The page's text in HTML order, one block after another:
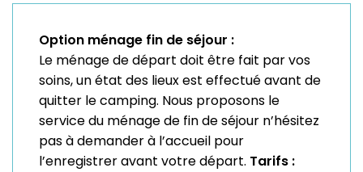
Option ménage fin de séjour :
Le ménage de départ doit être fait par vos
soins, un état des lieux est effectué avant de
quitter le camping. Nous proposons le
service du ménage de fin de séjour n’hésitez
pas à demander à l’accueil pour
l’enregistrer avant votre départ. Tarifs :